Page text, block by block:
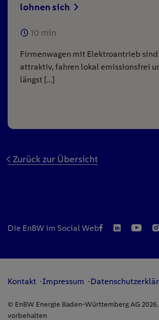
lohnen sich
10 min
Firmenwagen mit Elektroantrieb
attraktiv, fahren lokal emissionsfrei
längst […]
Zurück zur Übersicht
Die EnBW im Social Web
Kontakt Impressum
© EnBW Energie Baden-Württemberg AG
vorbehalten